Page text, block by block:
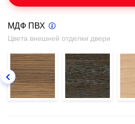
МДФ ПВХ
Цвета внешней отделки двери